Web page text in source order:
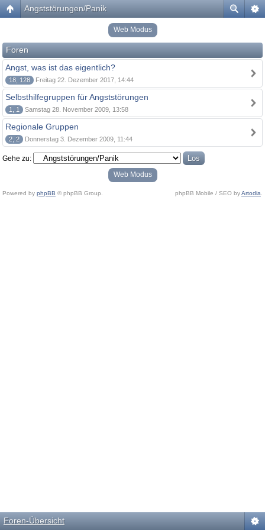
Angststörungen/Panik
Web Modus
Foren
Angst, was ist das eigentlich?
18, 128 Freitag 22. Dezember 2017, 14:44
Selbsthilfegruppen für Angststörungen
1, 1 Samstag 28. November 2009, 13:58
Regionale Gruppen
2, 2 Donnerstag 3. Dezember 2009, 11:44
Gehe zu:
Web Modus
Powered by phpBB © phpBB Group. phpBB Mobile / SEO byArtodia
Foren-Übersicht